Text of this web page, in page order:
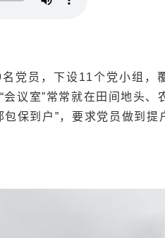
党员，下设11个党小组，
会议室”常常就在田间地头
包保到户”，要求党员做到